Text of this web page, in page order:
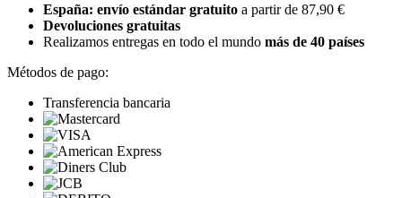
España: envío estándar gratuito a partir de 87,90 €
Devoluciones gratuitas
Realizamos entregas en todo el mundo más de 40 países
Métodos de pago:
Transferencia bancaria